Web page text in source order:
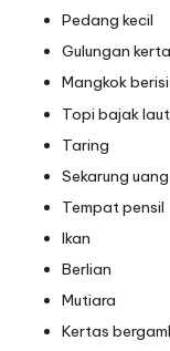
Pedang kecil
Gulungan
Mangkok
Topi bajak laut
Taring
Sekarung uang
Tempat pensil
Ikan
Berlian
Mutiara
Kertas